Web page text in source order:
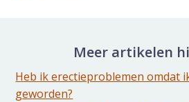
Meer artikelen
Heb ik erectieproblemen omdat
geworden?